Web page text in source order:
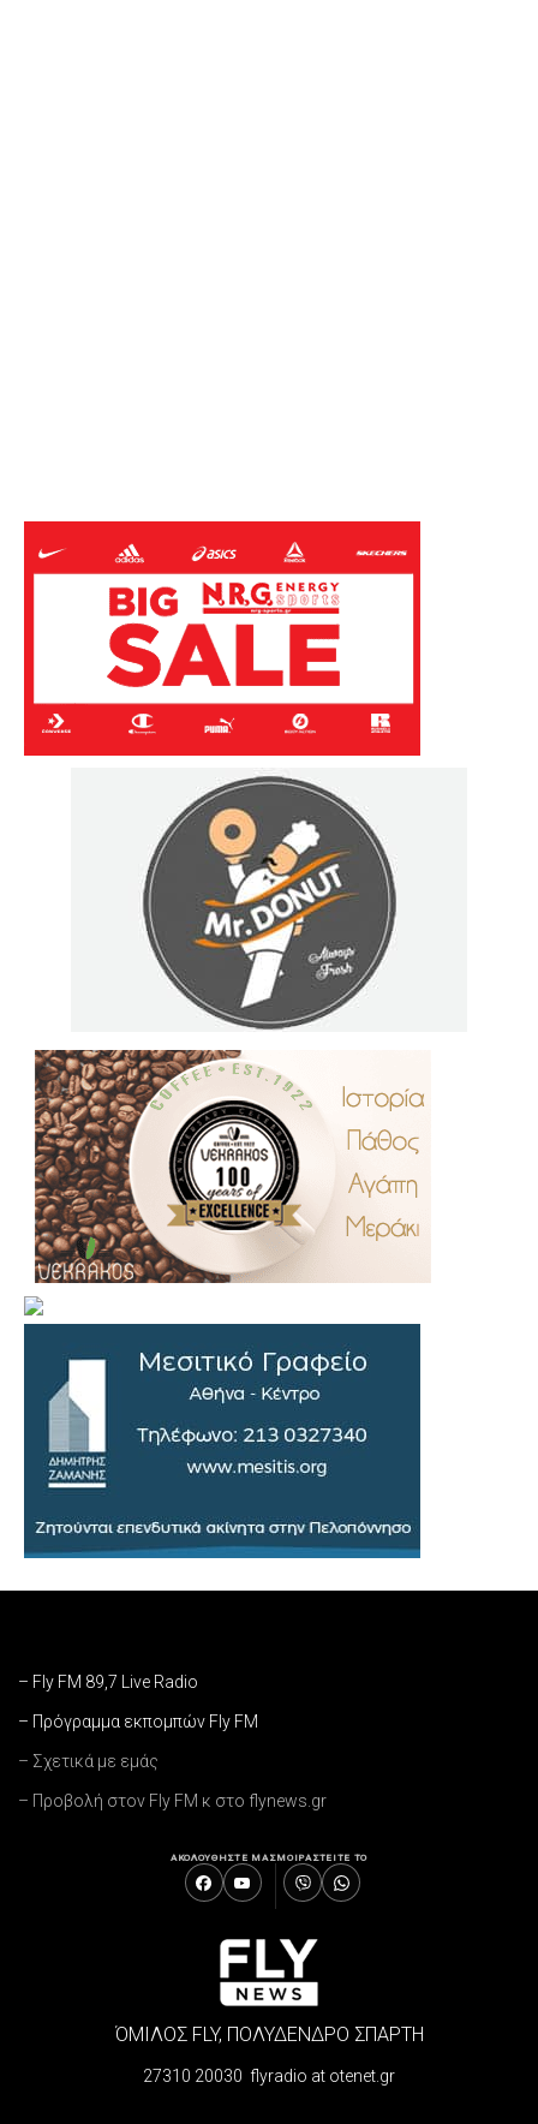
– Fly FM 89,7 Live Radio
– Πρόγραμμα εκπομπών Fly FM
– Σχετικά με εμάς
– Προβολή στον Fly FM κ στο flynews.gr
ΑΚΟΛΟΥΘΗΣΤΕ ΜΑΣΜΟΙΡΑΣΤΕΙΤΕ ΤΟ
ΌΜΙΛΟΣ FLY, ΠΟΛΥΔΕΝΔΡΟ ΣΠΑΡΤΗ
27310 20030 flyradio at otenet.gr